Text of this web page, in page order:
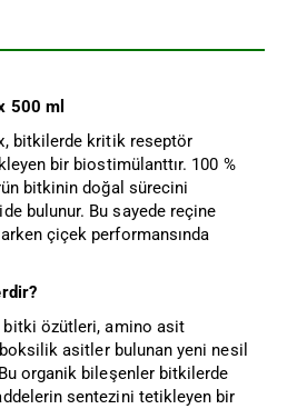
500 ml
bitkilerde kritik reseptör
bir biostimülanttır. 100 %
bitkinin doğal sürecini
bulunur. Bu sayede reçine
çiçek performansında
özütleri, amino asit
asitler bulunan yeni nesil
organik bileşenler bitkilerde
sentezini tetikleyen bir